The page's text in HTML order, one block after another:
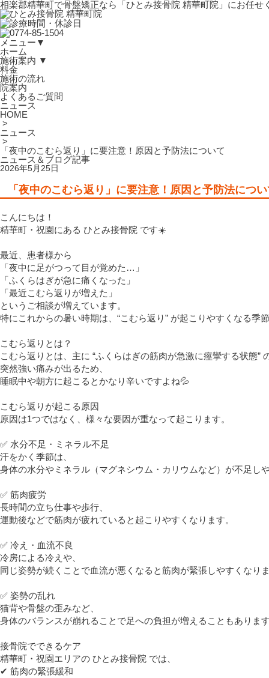
相楽郡精華町で骨盤矯正なら「ひとみ接骨院 精華町院」にお任せ
メニュー ▼
ホーム
施術案内 ▼
料金
施術の流れ
院案内
よくあるご質問
ニュース
HOME
>
ニュース
>
「夜中のこむら返り」に要注意！原因と予防法について
ニュース＆ブログ記事
2026年5月25日
「夜中のこむら返り」に要注意！原因と予防法につ
こんにちは！
精華町・祝園にある ひとみ接骨院 です☀️
最近、患者様から
「夜中に足がつって目が覚めた…」
「ふくらはぎが急に痛くなった」
「最近こむら返りが増えた」
というご相談が増えています。
特にこれからの暑い時期は、“こむら返り” が起こりやすくなる季
こむら返りとは？
こむら返りとは、主に “ふくらはぎの筋肉が急激に痙攣する状態”
突然強い痛みが出るため、
睡眠中や朝方に起こるとかなり辛いですよね💦
こむら返りが起こる原因
原因は1つではなく、様々な要因が重なって起こります。
✅ 水分不足・ミネラル不足
汗をかく季節は、
身体の水分やミネラル（マグネシウム・カリウムなど）が不足し
✅ 筋肉疲労
長時間の立ち仕事や歩行、
運動後などで筋肉が疲れていると起こりやすくなります。
✅ 冷え・血流不良
冷房による冷えや、
同じ姿勢が続くことで血流が悪くなると筋肉が緊張しやすくなり
✅ 姿勢の乱れ
猫背や骨盤の歪みなど、
身体のバランスが崩れることで足への負担が増えることもありま
接骨院でできるケア
精華町・祝園エリアの ひとみ接骨院 では、
✔ 筋肉の緊張緩和